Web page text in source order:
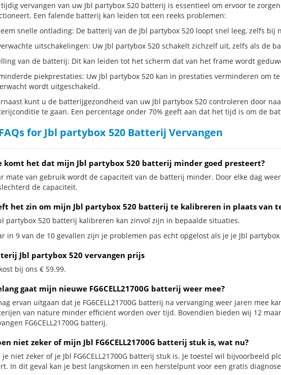
tijdig vervangen van uw Jbl partybox 520 batterij is essentieel om ervoor te
Een falende batterij kan leiden tot een reeks problemen:
snelle ontlading: De batterij van de Jbl partybox 520 loopt snel leeg, zelfs bij
uitschakelingen: Uw Jbl partybox 520 schakelt zichzelf uit, zelfs als de
van de batterij: Dit kan leiden tot het scherm dat van het frame wordt
piekprestaties: Uw Jbl partybox 520 kan in prestaties verminderen om
wordt uitgeschakeld.
kunt u de batterijgezondheid van uw Jbl partybox 520 controleren door
te gaan. Een percentage onder 70% geeft aan dat het tijd is om de
for Jbl partybox 520 Batterij Vervangen
komt het dat mijn Jbl partybox 520 batterij minder goed presteert?
mate van gebruik wordt de capaciteit van de batterij minder. Door elke dag
de capaciteit.
het zin om mijn Jbl partybox 520 batterij te kalibreren in plaats van
partybox 520 batterij kalibreren kan zinvol zijn in bepaalde situaties.
in 9 van de 10 gevallen zijn je problemen pas echt opgelost als je je Jbl
Jbl partybox 520 vervangen prijs
bij ons € 59.99.
gaat mijn nieuwe FG6CELL21700G batterij weer mee?
ervan uitgaan dat je FG6CELL21700G batterij na vervanging weer jaren mee
van nature minder efficiënt worden over tijd. Bovendien bieden wij 12
FG6CELL21700G batterij.
niet zeker of mijn Jbl FG6CELL21700G batterij stuk is, wat nu?
je niet zeker of je Jbl FG6CELL21700G batterij stuk is. Je toestel wil bijvoorbeeld
In dit geval kan je best langskomen in een herstelpunt voor een gratis